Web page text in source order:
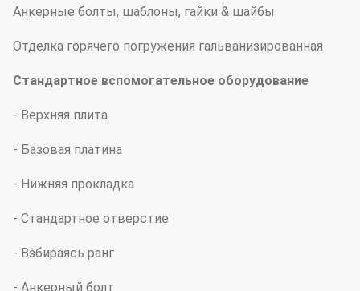
Анкерные болты, шаблоны, гайки & шайбы
Отделка горячего погружения гальванизированная
Стандартное вспомогательное оборудование
- Верхняя плита
- Базовая платина
- Нижняя прокладка
- Стандартное отверстие
- Взбираясь ранг
- Анкерный болт